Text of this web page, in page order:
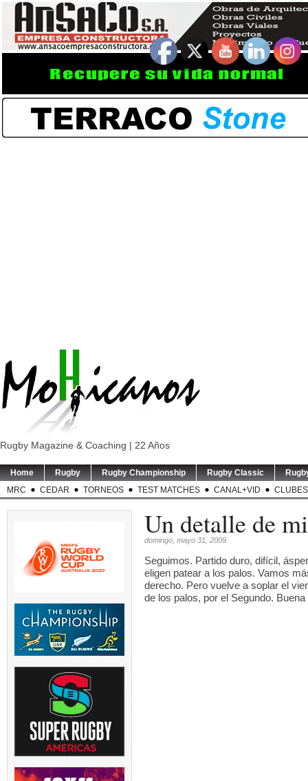
Rugby Magazine & Coaching | 22 Años
Home Rugby Rugby Championship Rugby Classic
MRC
CEDAR TORNEOS TEST MATCHES CANAL+VID CLUBES
Un detalle de
domingo, mayo 31, 2009
Seguimos. Partido duro, difícil,
eligen patear a los palos. Vamos
derecho. Pero vuelve a soplar el
de los palos, por el Segundo.